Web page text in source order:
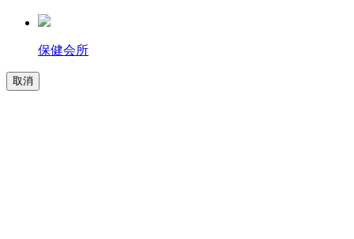
保健会所
取消